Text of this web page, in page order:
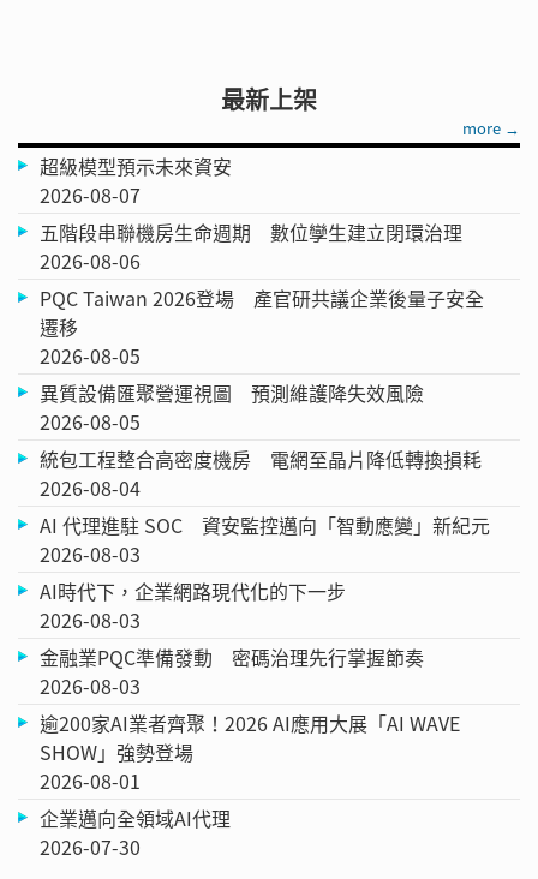
最新上架
more →
超級模型預示未來資安
2026-08-07
五階段串聯機房生命週期 數位孿生建立閉環治理
2026-08-06
PQC Taiwan 2026登場 產官研共議企業後量子安全
遷移
2026-08-05
異質設備匯聚營運視圖 預測維護降失效風險
2026-08-05
統包工程整合高密度機房 電網至晶片降低轉換損耗
2026-08-04
AI 代理進駐 SOC 資安監控邁向「智動應變」新紀元
2026-08-03
AI時代下，企業網路現代化的下一步
2026-08-03
金融業PQC準備發動 密碼治理先行掌握節奏
2026-08-03
逾200家AI業者齊聚！2026 AI應用大展「AI WAVE
SHOW」強勢登場
2026-08-01
企業邁向全領域AI代理
2026-07-30